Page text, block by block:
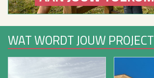
WAT WORDT JOUW
Toebehoren
Bekijk alles van isolatie
Plinten
Bekijk alles van interieur